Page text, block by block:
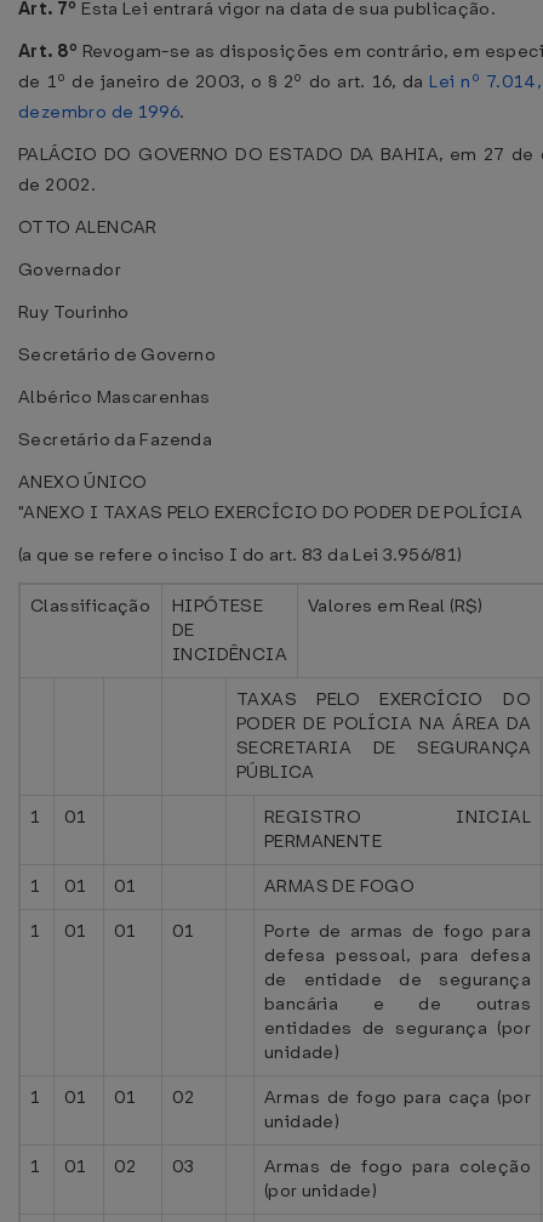
Art. 7º Esta Lei entrará vigor na data de sua publicação.
Art. 8º Revogam-se as disposições em contrário, em
de 1º de janeiro de 2003, o § 2º do art. 16, da Lei nº
dezembro de 1996.
PALÁCIO DO GOVERNO DO ESTADO DA BAHIA, em 27
de 2002.
OTTO ALENCAR
Governador
Ruy Tourinho
Secretário de Governo
Albérico Mascarenhas
Secretário da Fazenda
ANEXO ÚNICO
"ANEXO I TAXAS PELO EXERCÍCIO DO PODER DE POLÍCIA
(a que se refere o inciso I do art. 83 da Lei 3.956/81)
Classificação
HIPÓTESE
DE
INCIDÊNCIA
Valores em Real (R$)
TAXAS PELO EXERCÍCIO DO
PODER DE POLÍCIA NA ÁREA DA
SECRETARIA DE SEGURANÇA
PÚBLICA
1
01
REGISTRO INICIAL
PERMANENTE
1
01 01
ARMAS DE FOGO
1
01 01 01
Porte de armas de fogo para
defesa pessoal, para defesa
de entidade de segurança
bancária e de outras
entidades de segurança (por
unidade)
1
01 01 02
Armas de fogo para caça (por
unidade)
1
01 02 03
Armas de fogo para coleção
(por unidade)